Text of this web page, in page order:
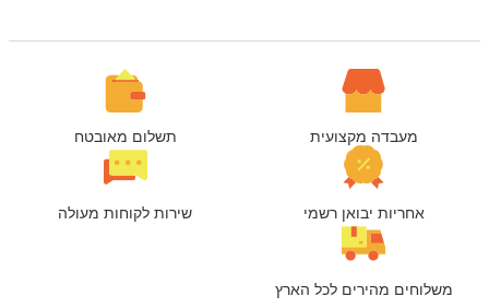
מעבדה מקצועית תשלום מאובטח
אחריות יבואן רשמי שירות לקוחות מעולה
משלוחים מהירים לכל הארץ